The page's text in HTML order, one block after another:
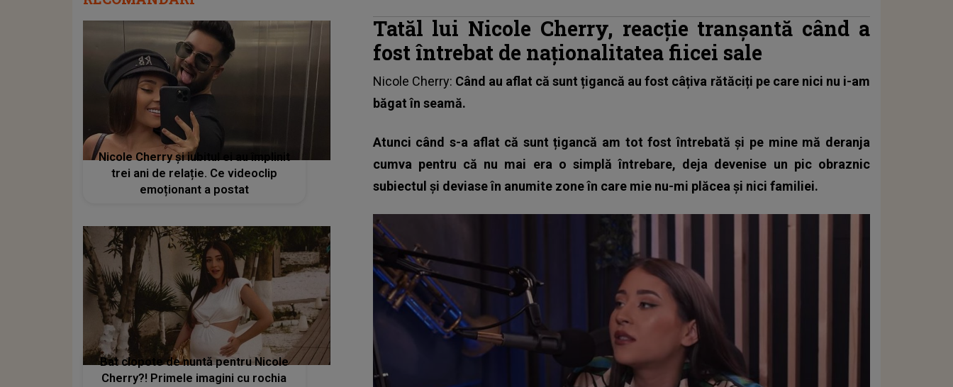
Tatăl lui Nicole Cherry, reacție tranșantă când a
fost întrebat de naționalitatea fiicei sale
Nicole Cherry: Când au aflat că sunt țigancă au fost câțiva rătăciți pe care nici nu i-am
băgat în seamă.
Atunci când s-a aflat că sunt țigancă am tot fost întrebată și pe mine mă deranja
cumva pentru că nu mai era o simplă întrebare, deja devenise un pic obraznic
subiectul și deviase în anumite zone în care mie nu-mi plăcea și nici familiei.
Nicole Cherry și iubitul ei au împlinit
trei ani de relație. Ce videoclip
emoționant a postat
Bat clopote de nuntă pentru Nicole
Cherry?! Primele imagini cu rochia